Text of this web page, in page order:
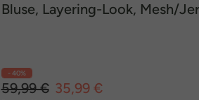
Bluse, Layering-Look, Mesh/
- 40%
59,99 € 35,99 €